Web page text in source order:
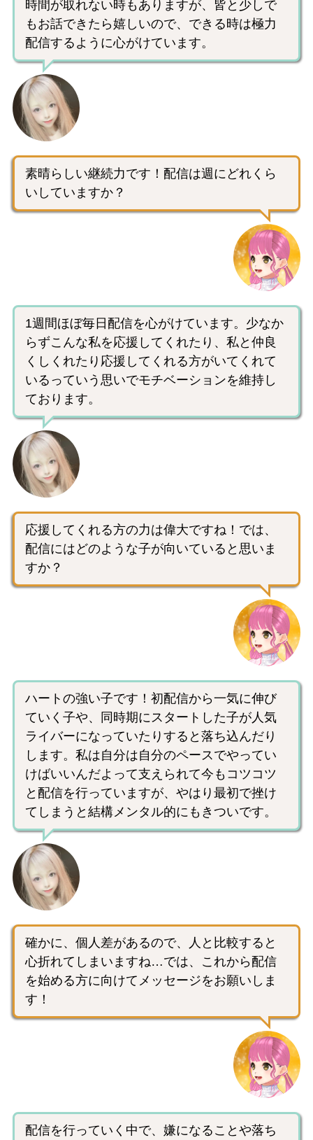
時間が取れない時もありますが、皆と少しで
もお話できたら嬉しいので、できる時は極力
配信するように心がけています。
素晴らしい継続力です！配信は週にどれくら
いしていますか？
1週間ほぼ毎日配信を心がけています。少なか
らずこんな私を応援してくれたり、私と仲良
くしくれたり応援してくれる方がいてくれて
いるっていう思いでモチベーションを維持し
ております。
応援してくれる方の力は偉大ですね！では、
配信にはどのような子が向いていると思いま
すか？
ハートの強い子です！初配信から一気に伸び
ていく子や、同時期にスタートした子が人気
ライバーになっていたりすると落ち込んだり
します。私は自分は自分のペースでやってい
けばいいんだよって支えられて今もコツコツ
と配信を行っていますが、やはり最初で挫け
てしまうと結構メンタル的にもきついです。
確かに、個人差があるので、人と比較すると
心折れてしまいますね…では、これから配信
を始める方に向けてメッセージをお願いしま
す！
配信を行っていく中で、嫌になることや落ち